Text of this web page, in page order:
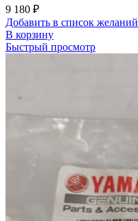
9 180 ₽
Добавить в список желаний
В корзину
Быстрый просмотр